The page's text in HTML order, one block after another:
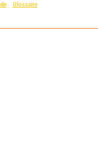
Glossaire